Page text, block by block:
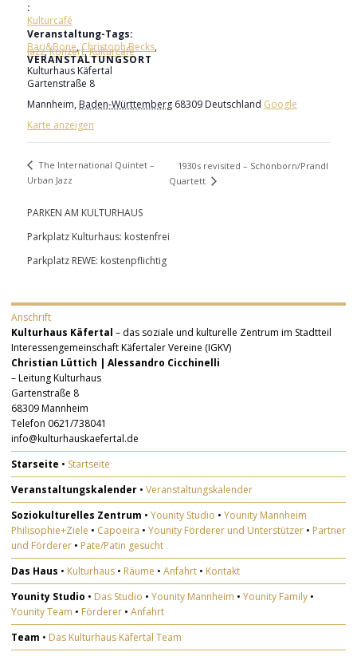
:
Kulturcafé
Veranstaltung-Tags:
Bari&Bone,Christoph Becks,
Jazz,Konzert,Kulturcafé
VERANSTALTUNGSORT
Kulturhaus Käfertal
Gartenstraße 8
Mannheim, Baden-Württemberg 68309 Deutschland Google
Karte anzeigen
The International Quintet –
Urban Jazz
1930s revisited – Schönborn/Prandl
Quartett
PARKEN AM KULTURHAUS
Parkplatz Kulturhaus: kostenfrei
Parkplatz REWE: kostenpflichtig
Anschrift
Kulturhaus Käfertal – das soziale und kulturelle Zentrum im Stadtteil
Interessengemeinschaft Käfertaler Vereine (IGKV)
Christian Lüttich | Alessandro Cicchinelli
– Leitung Kulturhaus
Gartenstraße 8
68309 Mannheim
Telefon 0621/738041
info@kulturhauskaefertal.de
Starseite • Startseite
Veranstaltungskalender • Veranstaltungskalender
Soziokulturelles Zentrum • Younity Studio • Younity Mannheim
Philisophie+Ziele • Capoeira • Younity Förderer und Unterstützer • Partner
und Förderer • Pate/Patin gesucht
Das Haus • Kulturhaus • Räume • Anfahrt • Kontakt
Younity Studio • Das Studio • Younity Mannheim • Younity Family •
Younity Team • Förderer • Anfahrt
Team • Das Kulturhaus Käfertal Team